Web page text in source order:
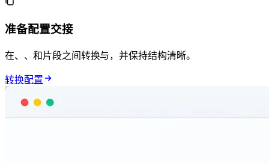
准备 DevOps 配置交接
在 Docker、GitHub Actions、Kubernetes 和 CI/CD 片段之间转换 YAML 与 JSON，并保持结构清晰。
转换 DevOps 配置